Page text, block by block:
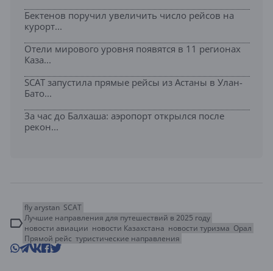
Бектенов поручил увеличить число рейсов на
курорт...
Отели мирового уровня появятся в 11 регионах
Каза...
SCAT запустила прямые рейсы из Астаны в Улан-
Бато...
За час до Балхаша: аэропорт открылся после
рекон...
fly arystan SCAT
Лучшие направления для путешествий в 2025 году
новости авиации новости Казахстана новости туризма Орал
Прямой рейс туристические направления